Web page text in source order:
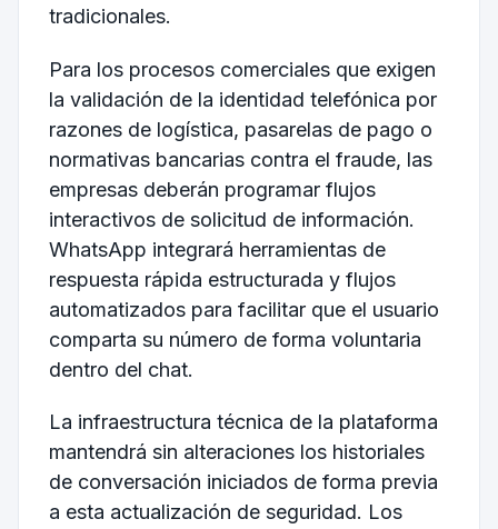
tradicionales.
Para los procesos comerciales que exigen
la validación de la identidad telefónica por
razones de logística, pasarelas de pago o
normativas bancarias contra el fraude, las
empresas deberán programar flujos
interactivos de solicitud de información.
WhatsApp integrará herramientas de
respuesta rápida estructurada y flujos
automatizados para facilitar que el usuario
comparta su número de forma voluntaria
dentro del chat.
La infraestructura técnica de la plataforma
mantendrá sin alteraciones los historiales
de conversación iniciados de forma previa
a esta actualización de seguridad. Los